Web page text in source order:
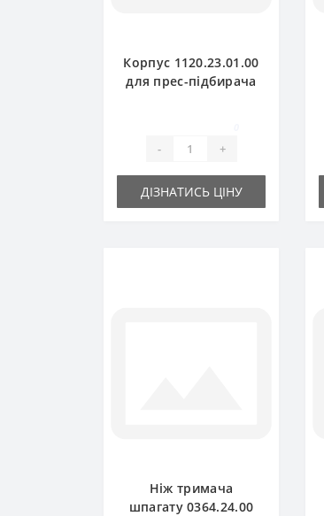
Корпус 1120.23.01.00
для прес-підбирача
- +
ДІЗНАТИСЬ ЦІНУ
Ніж тримача
шпагату 0364.24.00